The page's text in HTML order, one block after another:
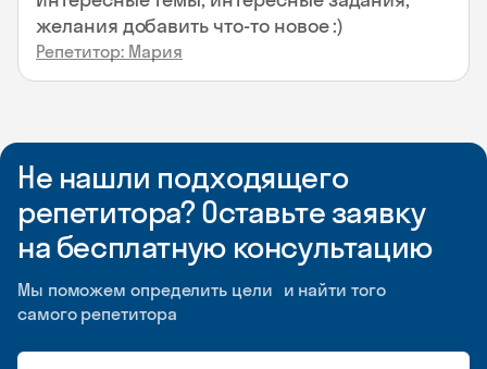
желания добавить что-то новое :)
Репетитор: Мария
Не нашли подходящего
репетитора? Оставьте заявку
на бесплатную консультацию
Мы поможем определить цели и найти того
самого репетитора